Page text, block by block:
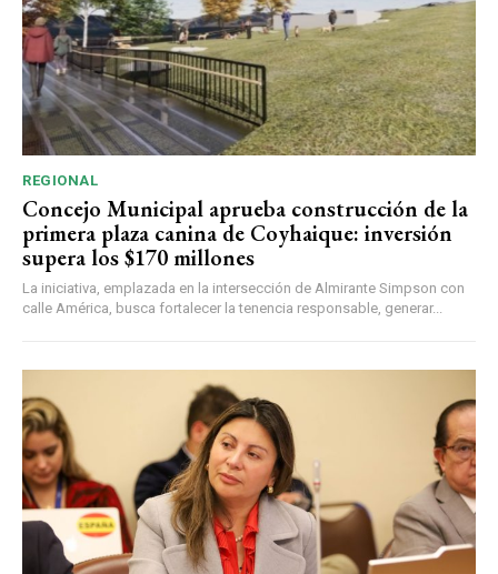
REGIONAL
Concejo Municipal aprueba construcción de la
primera plaza canina de Coyhaique: inversión
supera los $170 millones
La iniciativa, emplazada en la intersección de Almirante Simpson con
calle América, busca fortalecer la tenencia responsable, generar...